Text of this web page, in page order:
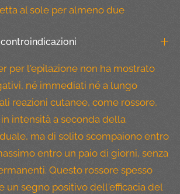
al sole per almeno due
per l'epilazione non ha mostrato
né immediati né a lungo
reazioni cutanee, come rossore,
intensità a seconda della
ma di solito scompaiono entro
entro un paio di giorni, senza
Questo rossore spesso
un segno positivo dell'efficacia del